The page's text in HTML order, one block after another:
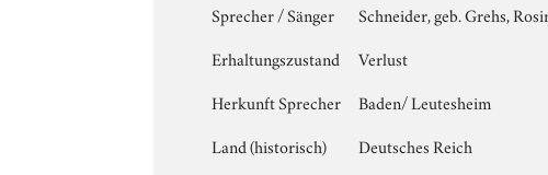
Sprecher / Sänger
Schneider, geb. Grehs,
Erhaltungszustand
Verlust
Herkunft Sprecher
Baden/ Leutesheim
Land (historisch)
Deutsches Reich